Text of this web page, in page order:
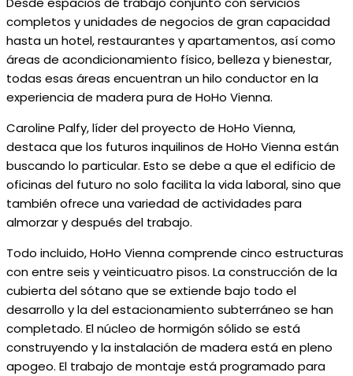
completos y unidades de negocios de gran capacidad
hasta un hotel, restaurantes y apartamentos, así como
áreas de acondicionamiento físico, belleza y bienestar,
todas esas áreas encuentran un hilo conductor en la
experiencia de madera pura de HoHo Vienna.
Caroline Palfy, líder del proyecto de HoHo Vienna,
destaca que los futuros inquilinos de HoHo Vienna están
buscando lo particular. Esto se debe a que el edificio de
oficinas del futuro no solo facilita la vida laboral, sino que
también ofrece una variedad de actividades para
almorzar y después del trabajo.
Todo incluido, HoHo Vienna comprende cinco estructuras
con entre seis y veinticuatro pisos. La construcción de la
cubierta del sótano que se extiende bajo todo el
desarrollo y la del estacionamiento subterráneo se han
completado. El núcleo de hormigón sólido se está
construyendo y la instalación de madera está en pleno
apogeo. El trabajo de montaje está programado para